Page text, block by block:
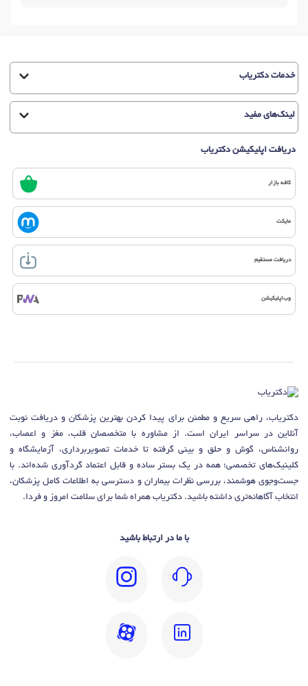
خدمات دکتریاب
لینک‌های مفید
دریافت اپلیکیشن دکتریاب
کافه بازار
مایکت
دریافت مستقیم
وب‌اپلیکیشن
دکتریاب، راهی سریع و مطمئن برای پیدا کردن بهترین پزشکان و دریافت نوبت
آنلاین در سراسر ایران است. از مشاوره با متخصصان قلب، مغز و اعصاب،
روانشناس، گوش و حلق و بینی گرفته تا خدمات تصویربرداری، آزمایشگاه و
کلینیک‌های تخصصی؛ همه در یک بستر ساده و قابل اعتماد گردآوری شده‌اند. با
جست‌وجوی هوشمند، بررسی نظرات بیماران و دسترسی به اطلاعات کامل پزشکان،
انتخاب آگاهانه‌تری داشته باشید. دکتریاب همراه شما برای سلامت امروز و فردا.
با ما در ارتباط باشید